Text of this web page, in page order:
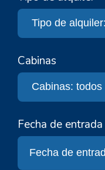
Cabinas
Fecha de entrada